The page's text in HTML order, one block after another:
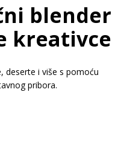
blender
kreativce
deserte i više s pomoću
pribora.